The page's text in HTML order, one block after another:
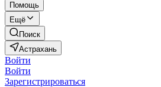
Помощь
Ещё
Поиск
Астрахань
Войти
Войти
Зарегистрироваться